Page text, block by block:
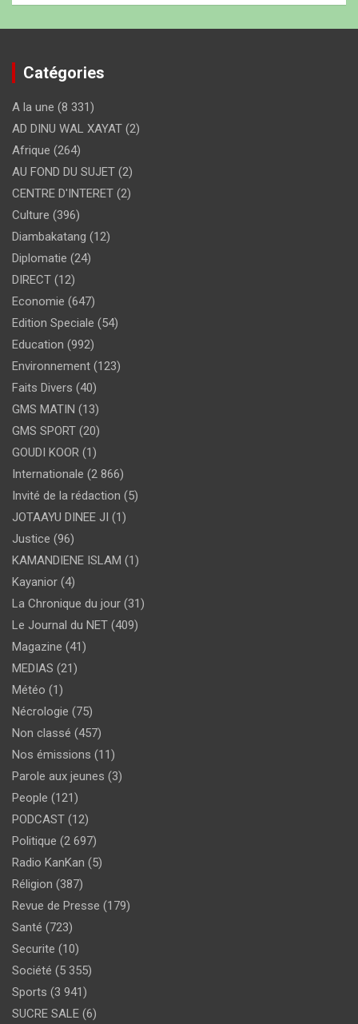
Catégories
A la une (8 331)
AD DINU WAL XAYAT (2)
Afrique (264)
AU FOND DU SUJET (2)
CENTRE D'INTERET (2)
Culture (396)
Diambakatang (12)
Diplomatie (24)
DIRECT (12)
Economie (647)
Edition Speciale (54)
Education (992)
Environnement (123)
Faits Divers (40)
GMS MATIN (13)
GMS SPORT (20)
GOUDI KOOR (1)
Internationale (2 866)
Invité de la rédaction (5)
JOTAAYU DINEE JI (1)
Justice (96)
KAMANDIENE ISLAM (1)
Kayanior (4)
La Chronique du jour (31)
Le Journal du NET (409)
Magazine (41)
MEDIAS (21)
Météo (1)
Nécrologie (75)
Non classé (457)
Nos émissions (11)
Parole aux jeunes (3)
People (121)
PODCAST (12)
Politique (2 697)
Radio KanKan (5)
Réligion (387)
Revue de Presse (179)
Santé (723)
Securite (10)
Société (5 355)
Sports (3 941)
SUCRE SALE (6)